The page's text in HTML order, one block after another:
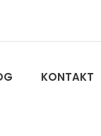
KONTAKT